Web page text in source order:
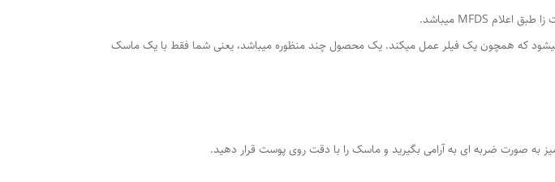
شفاف میشود که همچون یک فیلر عمل میکند. یک محصول چند منظوره میباشد، یعنی شما فقط با یک ماسک
صورت ضربه ای به آرامی بگیرید و ماسک را با دقت روی پوست قرار دهید.